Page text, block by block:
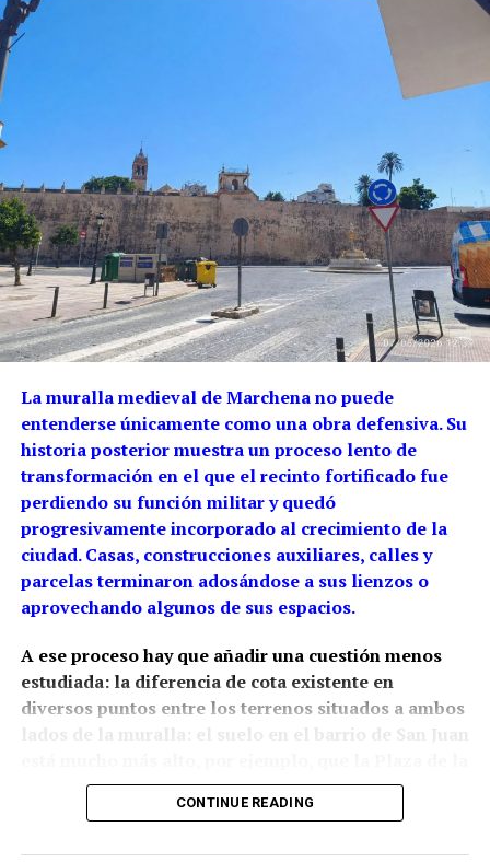
La muralla medieval de Marchena no puede
entenderse únicamente como una obra defensiva. Su
historia posterior muestra un proceso lento de
transformación en el que el recinto fortificado fue
perdiendo su función militar y quedó
progresivamente incorporado al crecimiento de la
ciudad. Casas, construcciones auxiliares, calles y
parcelas terminaron adosándose a sus lienzos o
aprovechando algunos de sus espacios.
A ese proceso hay que añadir una cuestión menos
estudiada: la diferencia de cota existente en
diversos puntos entre los terrenos situados a ambos
lados de la muralla: el suelo en el barrio de San Juan
Constitución.La arqueología ha demostrado que
esta relación con el relieve estaba presente desde la
CONTINUE READING